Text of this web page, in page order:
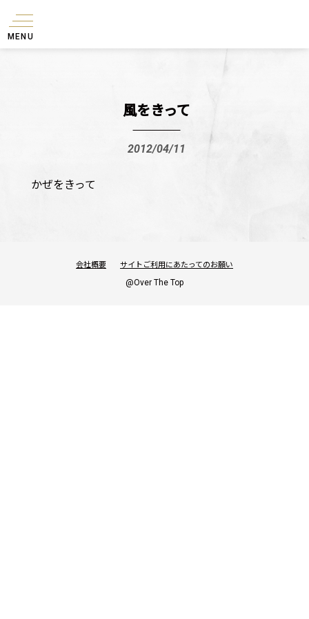
MENU
風をきって
2012/04/11
かぜをきって
会社概要 サイトご利用にあたってのお願い
@Over The Top